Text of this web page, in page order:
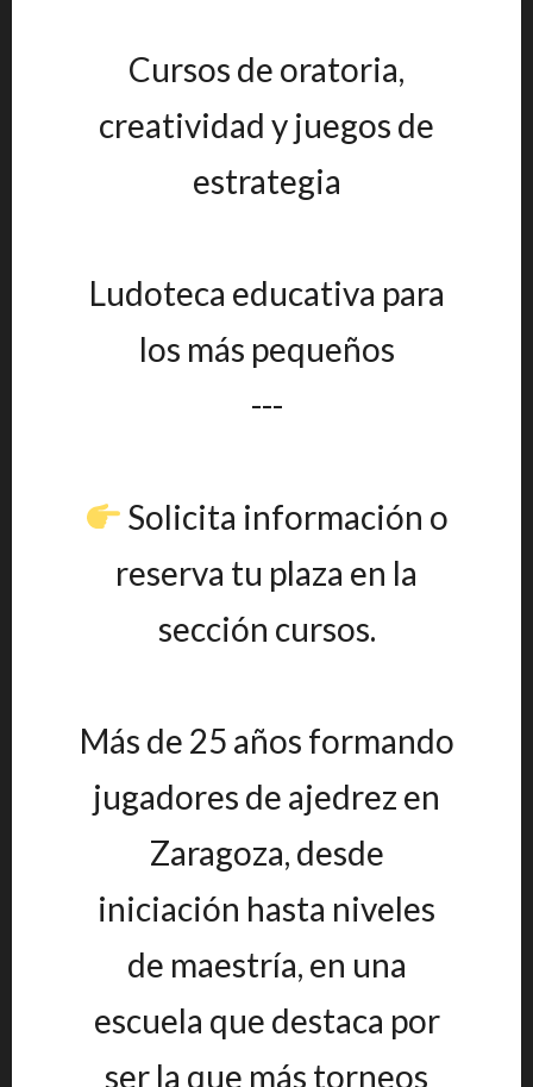
Cursos de oratoria,
creatividad y juegos de
estrategia
Ludoteca educativa para
los más pequeños
---
Solicita información o
reserva tu plaza en la
sección cursos.
Más de 25 años formando
jugadores de ajedrez en
Zaragoza, desde
iniciación hasta niveles
de maestría, en una
escuela que destaca por
ser la que más torneos